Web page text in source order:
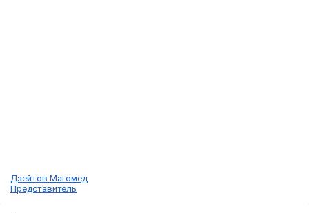
Дзейтов Магомед
Представитель